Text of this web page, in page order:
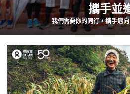
攜手並
我們需要你的同行，攜手邁